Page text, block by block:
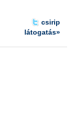
csirip
látogatás»